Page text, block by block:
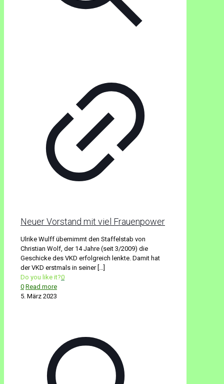
Neuer Vorstand mit viel Frauenpower
Ulrike Wulff übernimmt den Staffelstab von
Christian Wolf, der 14 Jahre (seit 3/2009) die
Geschicke des VKD erfolgreich lenkte. Damit hat
der VKD erstmals in seiner[…]
Do you like it?0
0 Read more
5. März 2023